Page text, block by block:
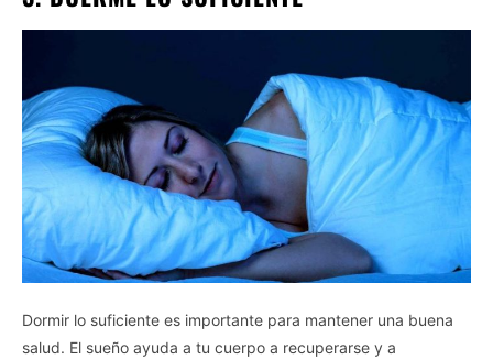
Dormir lo suficiente es importante para mantener una buena
salud. El sueño ayuda a tu cuerpo a recuperarse y a